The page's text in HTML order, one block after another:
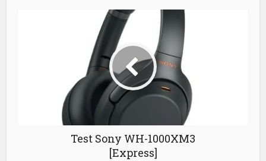
Test Sony WH-1000XM3
[Express]